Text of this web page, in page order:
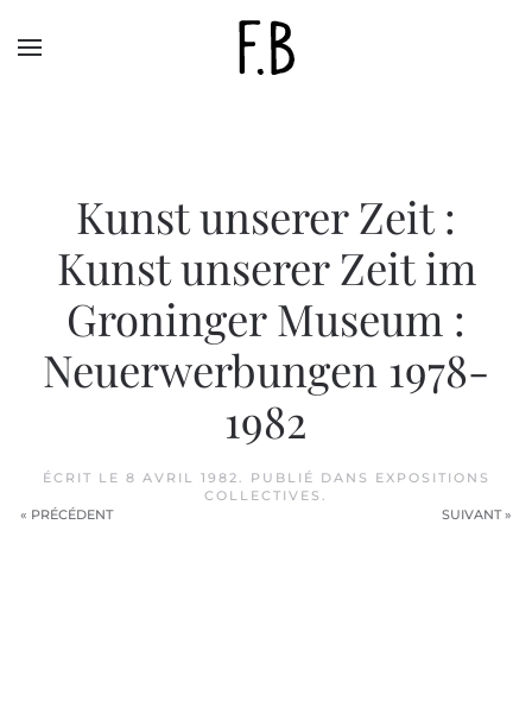
Kunst unserer Zeit :
Kunst unserer Zeit im
Groninger Museum :
Neuerwerbungen 1978-
1982
ÉCRIT LE 8 AVRIL 1982. PUBLIÉ DANS
EXPOSITIONS
COLLECTIVES .
« PRÉCÉDENT
SUIVANT »